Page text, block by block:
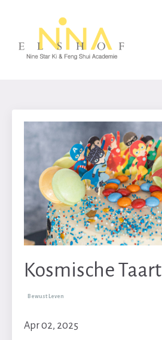
Kosmische Taart
Bewust Leven
Apr 02, 2025